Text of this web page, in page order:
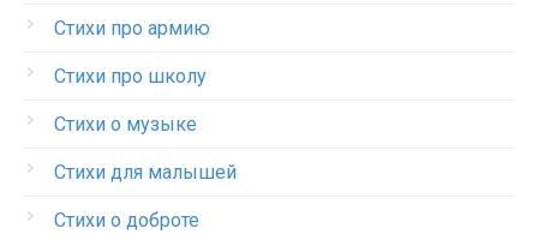
Стихи про армию
Стихи про школу
Стихи о музыке
Стихи для малышей
Стихи о доброте